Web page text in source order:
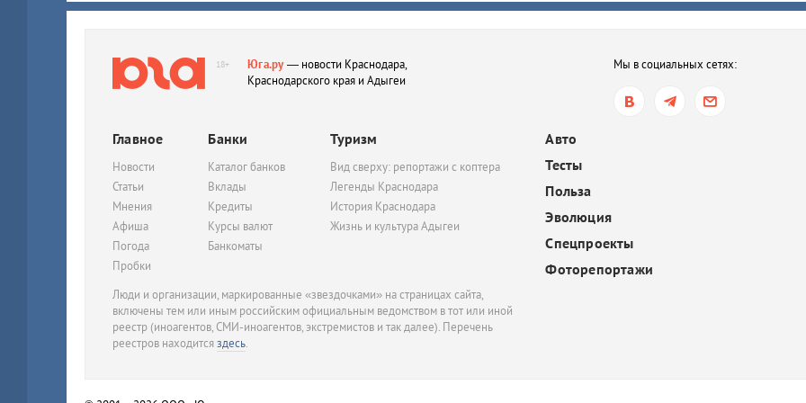
В Ростове-на-Дону
электросамокатов
18+ Юга.ру— новости Краснодара,
Краснодарского края и Адыгеи
Мы в социальных сетях:
Главное
Новости
Статьи
Мнения
Афиша
Погода
Пробки
Банки
Каталог банков
Вклады
Кредиты
Курсы валют
Банкоматы
Туризм
Вид сверху: репортажи с коптера
Легенды Краснодара
История Краснодара
Жизнь и культура Адыгеи
Авто
Тесты
Польза
Эволюция
Спецпроекты
Фоторепортажи
Люди и организации, маркированные «звездочками» на страницах сайта,
включены тем или иным российским официальным ведомством в тот или иной
реестр (иноагентов, СМИ-иноагентов, экстремистов и так далее). Перечень
реестров находитсяздесь.